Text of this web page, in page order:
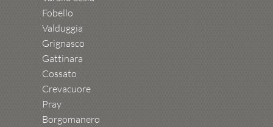
Fobello
Valduggia
Grignasco
Gattinara
Cossato
Crevacuore
Pray
Borgomanero